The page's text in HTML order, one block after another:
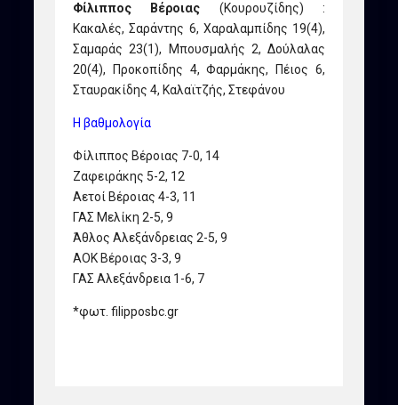
Φίλιππος Βέροιας (Κουρουζίδης) :
Κακαλές, Σαράντης 6, Χαραλαμπίδης 19(4),
Σαμαράς 23(1), Μπουσμαλής 2, Δούλαλας
20(4), Προκοπίδης 4, Φαρμάκης, Πέιος 6,
Σταυρακίδης 4, Καλαϊτζής, Στεφάνου
Η βαθμολογία
Φίλιππος Βέροιας 7-0, 14
Ζαφειράκης 5-2, 12
Αετοί Βέροιας 4-3, 11
ΓΑΣ Μελίκη 2-5, 9
Άθλος Αλεξάνδρειας 2-5, 9
ΑΟΚ Βέροιας 3-3, 9
ΓΑΣ Αλεξάνδρεια 1-6, 7
*φωτ. filipposbc.gr